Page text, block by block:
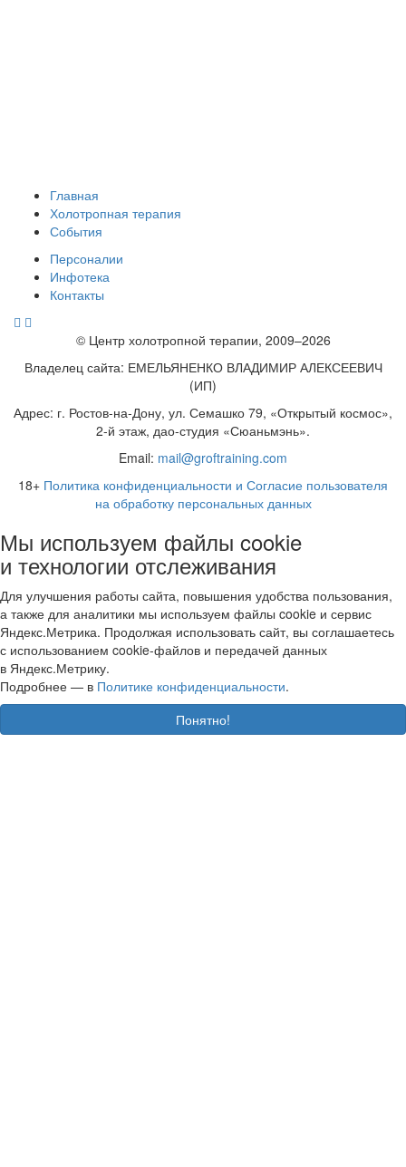
Главная
Холотропная терапия
События
Персоналии
Инфотека
Контакты
© Центр холотропной терапии, 2009–2026
Владелец сайта: ЕМЕЛЬЯНЕНКО ВЛАДИМИР АЛЕКСЕЕВИЧ
(ИП)
Адрес: г. Ростов-на-Дону, ул. Семашко 79, «Открытый космос»,
2-й этаж, дао-студия «Сюаньмэнь».
Email: mail@groftraining.com
18+ Политика конфиденциальности и Согласие пользователя
на обработку персональных данных
Мы используем файлы cookie
и технологии отслеживания
Для улучшения работы сайта, повышения удобства пользования,
а также для аналитики мы используем файлы cookie и сервис
Яндекс.Метрика. Продолжая использовать сайт, вы соглашаетесь
с использованием cookie-файлов и передачей данных
в Яндекс.Метрику.
Подробнее — в Политике конфиденциальности.
Понятно!